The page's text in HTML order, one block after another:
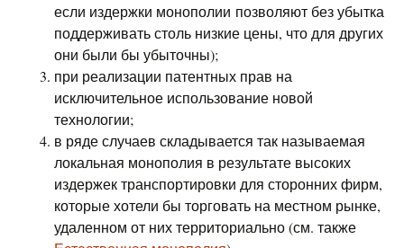
если издержки монополии позволяют без убытка
поддерживать столь низкие цены, что для других
они были бы убыточны);
при реализации патентных прав на
исключительное использование новой
технологии;
в ряде случаев складывается так называемая
локальная монополия в результате высоких
издержек транспортировки для сторонних фирм,
которые хотели бы торговать на местном рынке,
удаленном от них территориально (см. также